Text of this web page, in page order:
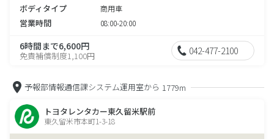
ボディタイプ 商用車
営業時間 08:00-20:00
6時間まで6,600円
免責補償制度1,100円 042-477-2100
予報部情報通信課システム運用室から 1779m
トヨタレンタカー東久留米駅前
東久留米市本町1-3-18